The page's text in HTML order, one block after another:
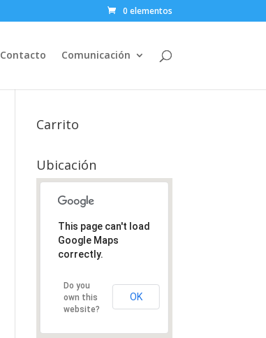
0 elementos
Contacto Comunicación
Carrito
Ubicación
This page can't load
Google Maps
correctly.
Do you
own this
website?
OK